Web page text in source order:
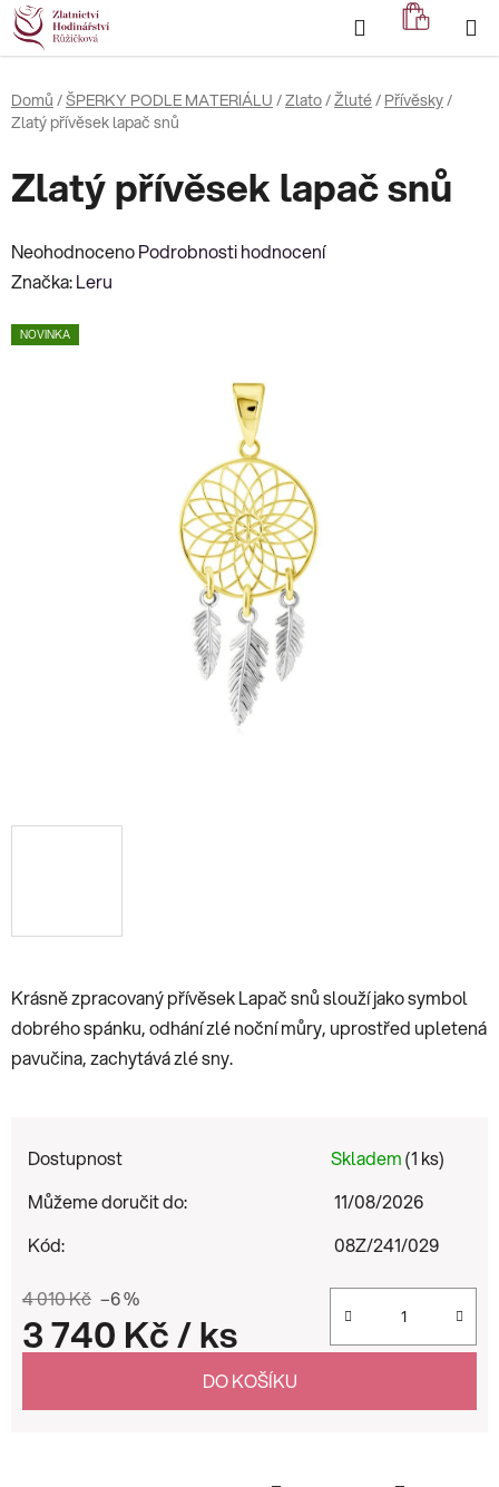
Přejít
na
obsah
Hledat
KOŠÍK
Domů /ŠPERKY PODLE MATERIÁLU /Zlato/Žluté/ Přívěsky/
Zlatý přívěsek lapač snů
Krásně zpracovaný přívěsek Lapač snů slouží jako symbol
dobrého spánku, odhání zlé noční můry, uprostřed upletená
pavučina, zachytává zlé sny.
Dostupnost Skladem(1 ks)
Můžeme doručit do:
11/08/2026
Kód:
08Z/241/029
4 010 Kč –6 %
3 740 Kč/ ks
DO KOŠÍKU
Zlatý přívěsek lapač snů
Průměrné
hodnocení
je
NeohodnocenoPodrobnosti hodnocení
Značka:Leru
NOVINKA